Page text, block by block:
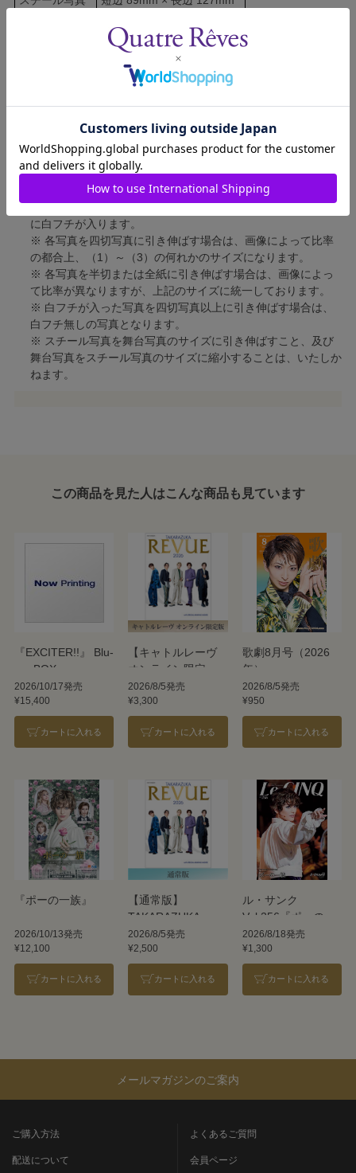
短辺 127mm × 長辺 178mm
短辺 217mm × 長辺 305mm
短辺 213mm × 長辺 305mm
短辺 305mm × 長辺 432mm
全紙写真
短辺 402mm × 長辺 559mm
写真のサイズにつきまして、下記の件も併せてご了承ください。
※ 宝塚大劇場および新人公演の舞台写真につきましては、4辺
に白フチが入ります。
※ 各写真を四切写真に引き伸ばす場合は、画像によって比率
の都合上、（1）～（3）の何れかのサイズになります。
※ 各写真を半切または全紙に引き伸ばす場合は、画像によっ
て比率が異なりますが、上記のサイズに統一しております。
※ 白フチが入った写真を四切写真以上に引き伸ばす場合は、
白フチ無しの写真となります。
※ スチール写真を舞台写真のサイズに引き伸ばすこと、及び
舞台写真をスチール写真のサイズに縮小することは、いたしか
ねます。
この商品を見た人はこんな商品も見ています
『EXCITER!!』 Blu-
ray BOX
2026/10/17発売
¥15,400
カートに入れる
【キャトルレーヴ
オンライン限定
版】TAKARAZUKA
REVUE 2026
2026/8/5発売
¥3,300
カートに入れる
歌劇8月号（2026
年）
2026/8/5発売
¥950
カートに入れる
『ポーの一族』
2026/10/13発売
¥12,100
カートに入れる
【通常版】
TAKARAZUKA
REVUE 2026
2026/8/5発売
¥2,500
カートに入れる
ル・サンク
Vol.256『ポーの一
族』＜雪組＞
2026/8/18発売
¥1,300
カートに入れる
メールマガジンのご案内
ご購入方法
配送について
よくあるご質問
会員ページ